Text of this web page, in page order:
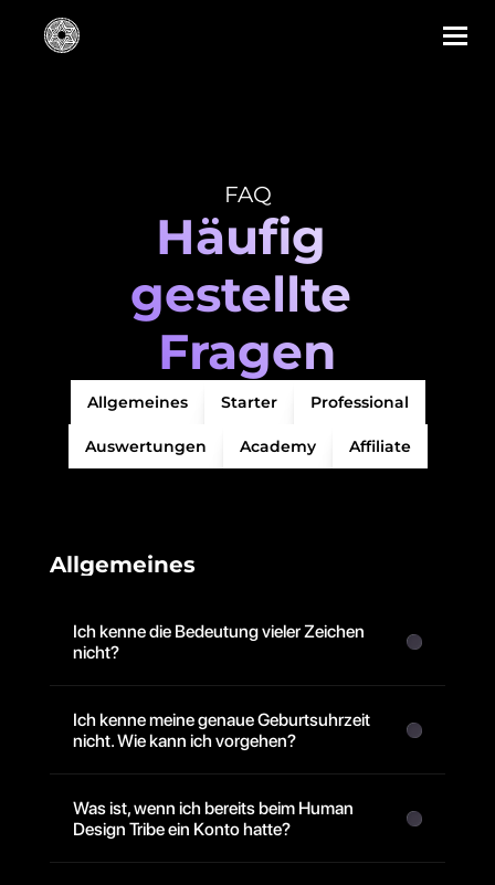
FAQ
Häufig
gestellte
Fragen
Allgemeines Starter Professional
Auswertungen Academy Affiliate
Allgemeines
Ich kenne die Bedeutung vieler Zeichen
nicht?
Ich kenne meine genaue Geburtsuhrzeit
nicht. Wie kann ich vorgehen?
Was ist, wenn ich bereits beim Human
Design Tribe ein Konto hatte?